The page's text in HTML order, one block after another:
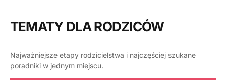
TEMATY DLA RODZICÓW
Najważniejsze etapy rodzicielstwa i najczęściej szukane
poradniki w jednym miejscu.